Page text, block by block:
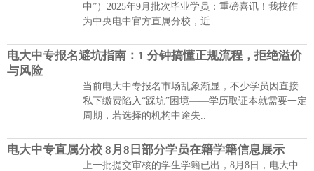
中”）2025年9月批次毕业学员：重磅喜讯！我校作
为中央电中官方直属分校，近..
电大中专报名避坑指南：1 分钟搞懂正规流程，拒绝溢价
与风险
当前电大中专报名市场乱象渐显，不少学员因直接
私下缴费陷入“踩坑”困境——学历取证本就需要一定
周期，若选择的机构中途失..
电大中专直属分校 8月8日部分学员在籍学籍信息展示
上一批提交审核的学生学籍已出，8月8日，电大中